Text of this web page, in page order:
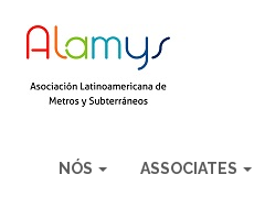
NÓS ASSOCIATES